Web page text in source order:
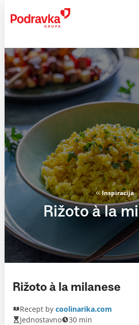
content
Inspiracija
Rižoto à la
Rižoto à la milanese
Recept by coolinarika.com
Jednostavno
30 min